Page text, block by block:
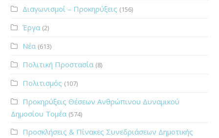
Διαγωνισμοί – Προκηρύξεις (156)
Έργα (2)
Νέα (613)
Πολιτική Προστασία (8)
Πολιτισμός (107)
Προκηρύξεις Θέσεων Ανθρώπινου Δυναμικού
Δημοσίου Τομέα (574)
Προσκλήσεις & Πίνακες Συνεδριάσεων Δημοτικής